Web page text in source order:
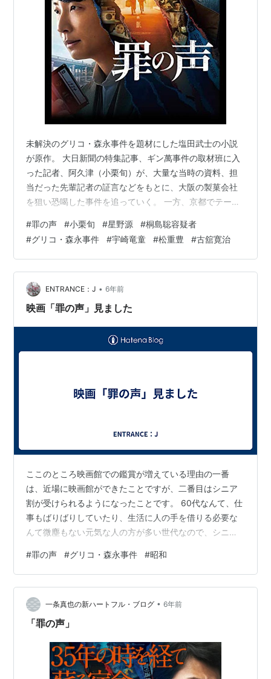
未解決のグリコ・森永事件を題材にした塩田武士の小説
が原作。 大日新聞の特集記事、ギン萬事件の取材班に入
った記者、阿久津（小栗旬）が、大量な当時の資料、担
当だった先輩記者の証言などをもとに、大阪の製菓会社
を狙い恐喝した事件を追っていく。 一方、京都でテーラ
分の声が録音されたテープと英語で書かれたメモを見つ
け、消息不明の伯父のものではないか、また手帳に記さ
れた「ギンガ」「萬堂」の文字に、遠い昔の未解決事件
と伯父の関係を疑う。そして、自分の声が脅迫に使われ
たことに憤りと恐ろしさを感じ、居てもたってもいられ
なくなる・・・。 前半は、それぞれの視点で事件…
#罪の声 #小栗旬 #星野源 #桐島聡容疑者
#グリコ・森永事件 #宇崎竜童 #松重豊 #古舘寛治
ENTRANCE：J • 6年前
映画「罪の声」見ました
ここのところ映画館での鑑賞が増えている理由の一番
は、近場に映画館ができたことですが、二番目はシニア
割が受けられるようになったことです。 60代なんて、仕
事もばりばりしていたり、生活に人の手を借りる必要な
んて微塵もない元気な人の方が多い世代なので、シニア
なのに心配になってしまいます。 娘に「その分たくさん
見るようにすれば、劇場側にもメリットがあるんじゃな
い?」と言われました。ごもっとも。 そんな中で、娘と二
人で行ったのが「罪の声」です。 先に言っておくと、お
勧めです。 「アンナチュラル」「MIU404」の脚本家さ
#罪の声 #グリコ・森永事件 #昭和
一条真也の新ハートフル・ブログ • 6年前
「罪の声」